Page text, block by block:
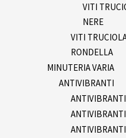
VITI
NERE
VITI
RONDELLA
MINUTERIA VARIA
ANTIVIBRANTI